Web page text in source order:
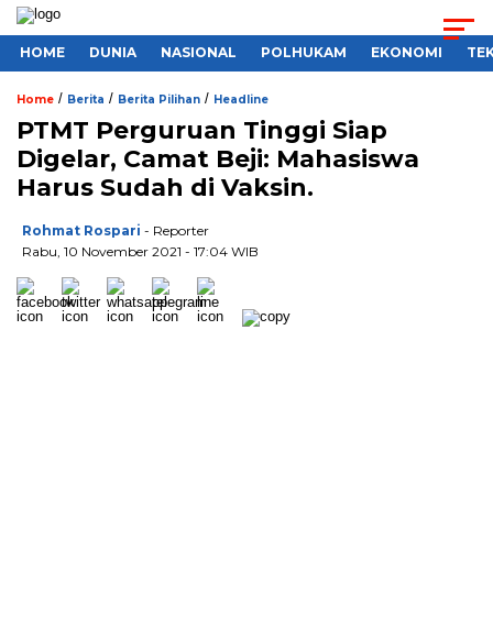
HOME DUNIA NASIONAL POLHUKAM EKONOMI
Home / Berita / Berita Pilihan / Headline
PTMT Perguruan Tinggi Siap
Digelar, Camat Beji: Mahasiswa
Harus Sudah di Vaksin.
Rohmat Rospari - Reporter
Rabu, 10 November 2021 - 17:04 WIB